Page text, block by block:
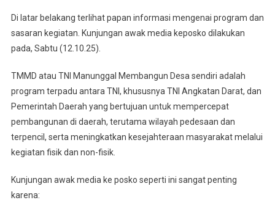
126
Di latar belakang terlihat papan informasi mengenai program dan
sasaran kegiatan. Kunjungan awak media keposko dilakukan
pada, Sabtu (12.10.25).
TMMD atau TNI Manunggal Membangun Desa sendiri adalah
program terpadu antara TNI, khususnya TNI Angkatan Darat, dan
Pemerintah Daerah yang bertujuan untuk mempercepat
pembangunan di daerah, terutama wilayah pedesaan dan
terpencil, serta meningkatkan kesejahteraan masyarakat melalui
kegiatan fisik dan non-fisik.
Kunjungan awak media ke posko seperti ini sangat penting
karena: